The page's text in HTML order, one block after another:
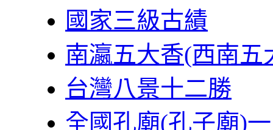
國家三級古績
南瀛五大香(西南五
台灣八景十二勝
全國孔廟(孔子廟)